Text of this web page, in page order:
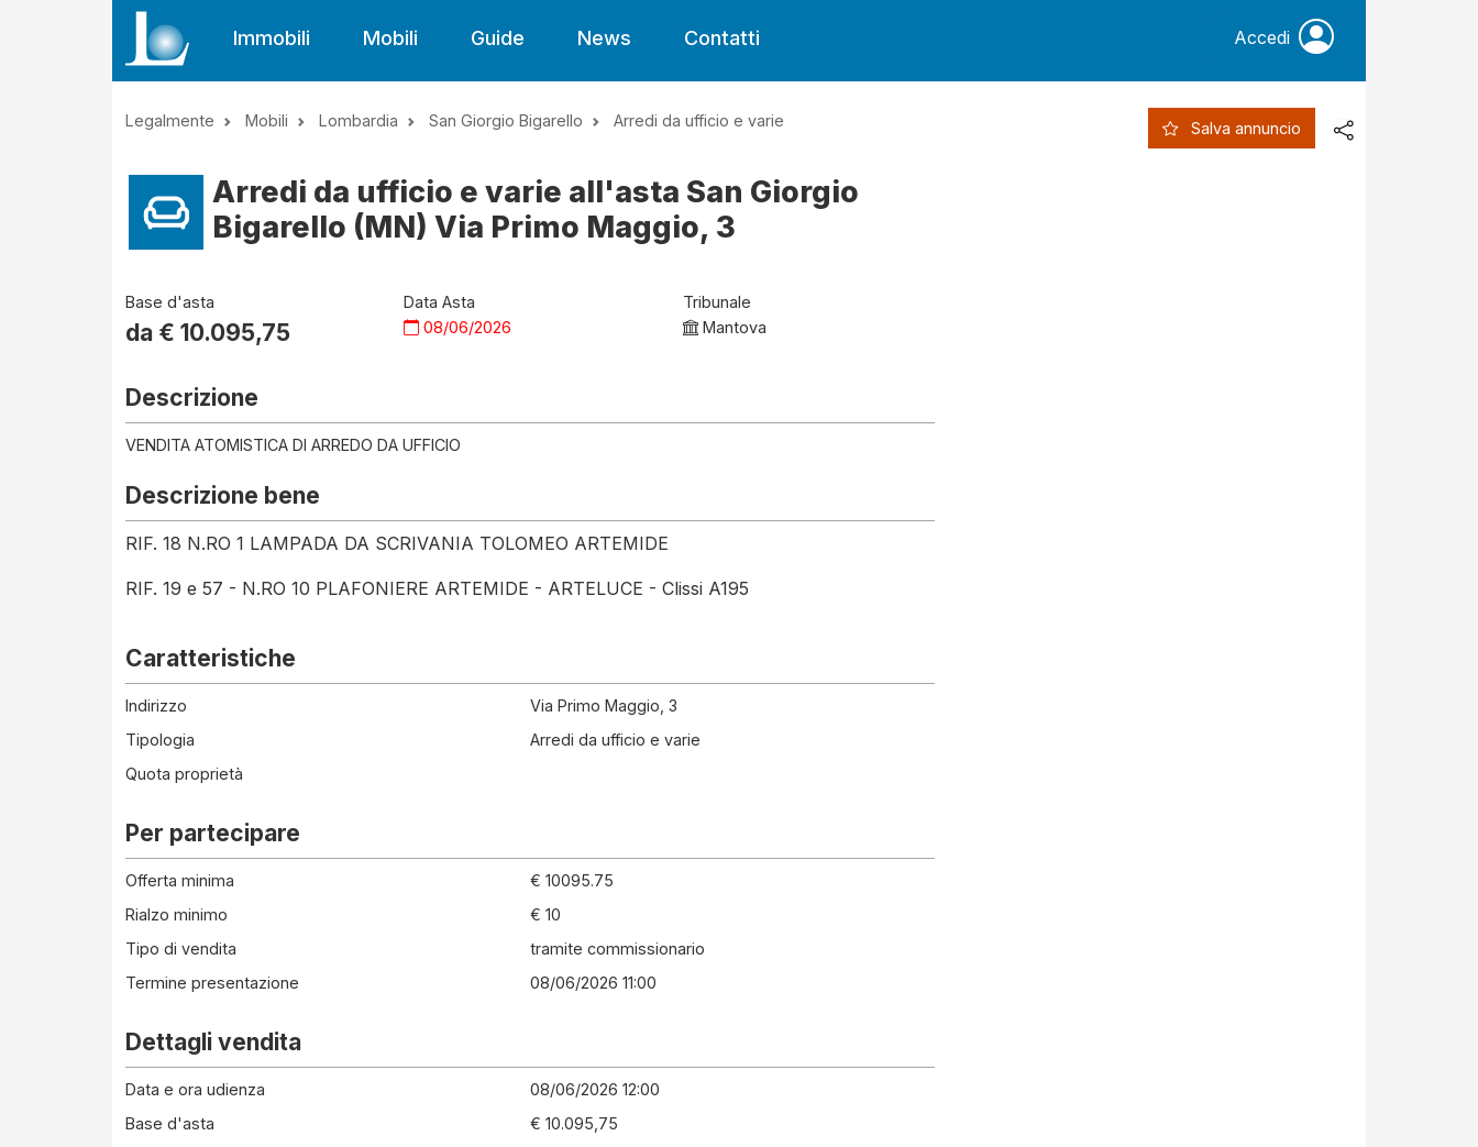
Immobili Mobili Guide News Contatti Accedi
Legalmente Mobili Lombardia San Giorgio Bigarello Arredi da ufficio e varie Salva annuncio
Arredi da ufficio e varie all'asta San Giorgio
Bigarello (MN) Via Primo Maggio, 3
Base d'asta
da € 10.095,75
Data Asta
08/06/2026
Tribunale
Mantova
Descrizione
VENDITA ATOMISTICA DI ARREDO DA UFFICIO
Descrizione bene
RIF. 18 N.RO 1 LAMPADA DA SCRIVANIA TOLOMEO ARTEMIDE
RIF. 19 e 57 - N.RO 10 PLAFONIERE ARTEMIDE - ARTELUCE - Clissi A195
Caratteristiche
Indirizzo
Via Primo Maggio, 3
Tipologia
Arredi da ufficio e varie
Quota proprietà
Per partecipare
Offerta minima
€ 10095.75
Rialzo minimo
€ 10
Tipo di vendita
tramite commissionario
Termine presentazione
08/06/2026 11:00
Dettagli vendita
Data e ora udienza
08/06/2026 12:00
Base d'asta
€ 10.095,75